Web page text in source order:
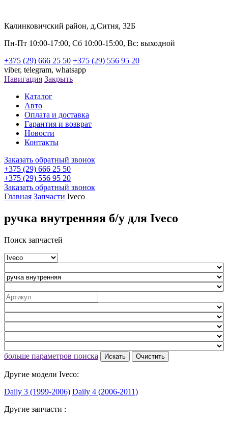
Калинковичский район, д.Ситня, 32Б
Пн-Пт 10:00-17:00, Сб 10:00-15:00, Вс: выходной
+375 (29) 666 25 50 +375 (29) 556 95 20
viber, telegram, whatsapp
Навигация Закрыть
Каталог
Авто
Оплата и доставка
Гарантия и возврат
Новости
Контакты
Заказать обратный звонок
+375 (29) 666 25 50
+375 (29) 556 95 20
Заказать обратный звонок
Главная Запчасти Iveco
ручка внутренняя б/у для Iveco
Поиск запчастей
больше параметров поиска Искать Очистить
Другие модели Iveco:
Daily 3 (1999-2006) Daily 4 (2006-2011)
Другие запчасти :